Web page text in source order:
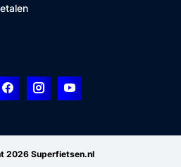
2026 Superfietsen.nl